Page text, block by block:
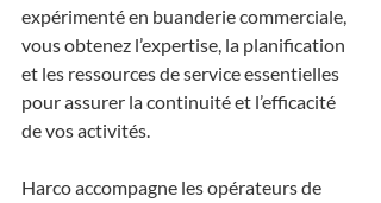
expérimenté en buanderie commerciale,
vous obtenez l’expertise, la planification
et les ressources de service essentielles
pour assurer la continuité et l’efficacité
de vos activités.
Harco accompagne les opérateurs de